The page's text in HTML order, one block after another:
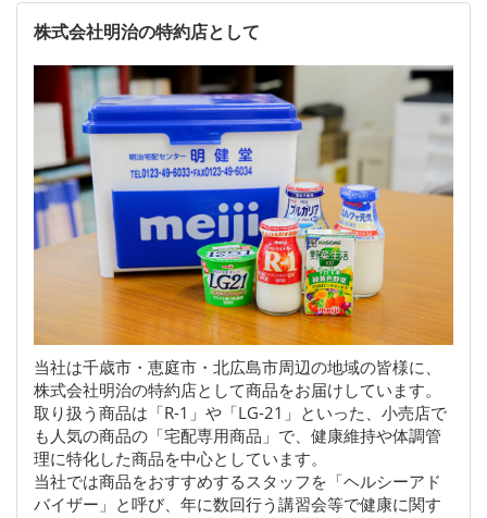
株式会社明治の特約店として
当社は千歳市・恵庭市・北広島市周辺の地域の皆様に、
株式会社明治の特約店として商品をお届けしています。
取り扱う商品は「R-1」や「LG-21」といった、小売店で
も人気の商品の「宅配専用商品」で、健康維持や体調管
理に特化した商品を中心としています。
当社では商品をおすすめするスタッフを「ヘルシーアド
バイザー」と呼び、年に数回行う講習会等で健康に関す